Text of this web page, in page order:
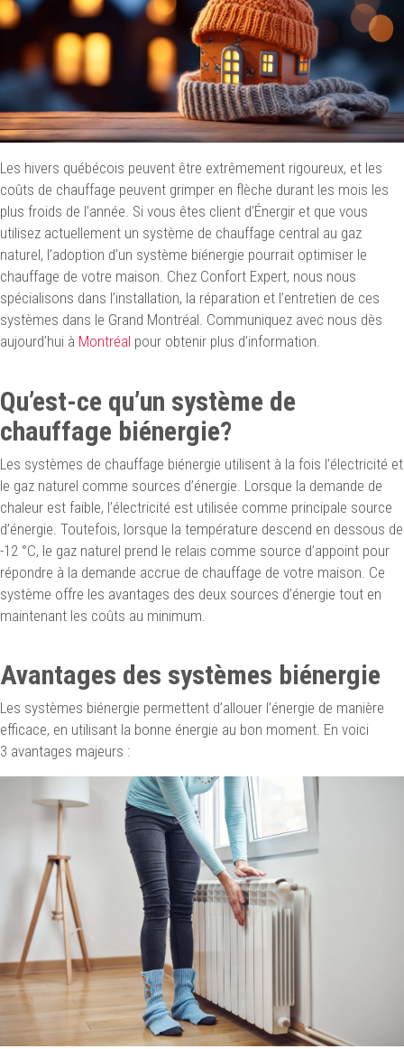
Les hivers québécois peuvent être extrêmement rigoureux, et les
coûts de chauffage peuvent grimper en flèche durant les mois les
plus froids de l’année. Si vous êtes client d’Énergir et que vous
utilisez actuellement un système de chauffage central au gaz
naturel, l’adoption d’un système biénergie pourrait optimiser le
chauffage de votre maison. Chez Confort Expert, nous nous
spécialisons dans l’installation, la réparation et l’entretien de ces
systèmes dans le Grand Montréal. Communiquez avec nous dès
aujourd’hui à Montréal pour obtenir plus d’information.
Qu’est-ce qu’un système de
chauffage biénergie?
Les systèmes de chauffage biénergie utilisent à la fois l’électricité et
le gaz naturel comme sources d’énergie. Lorsque la demande de
chaleur est faible, l’électricité est utilisée comme principale source
d’énergie. Toutefois, lorsque la température descend en dessous de
-12 °C, le gaz naturel prend le relais comme source d’appoint pour
répondre à la demande accrue de chauffage de votre maison. Ce
système offre les avantages des deux sources d’énergie tout en
maintenant les coûts au minimum.
Avantages des systèmes biénergie
Les systèmes biénergie permettent d’allouer l’énergie de manière
efficace, en utilisant la bonne énergie au bon moment. En voici
3 avantages majeurs :